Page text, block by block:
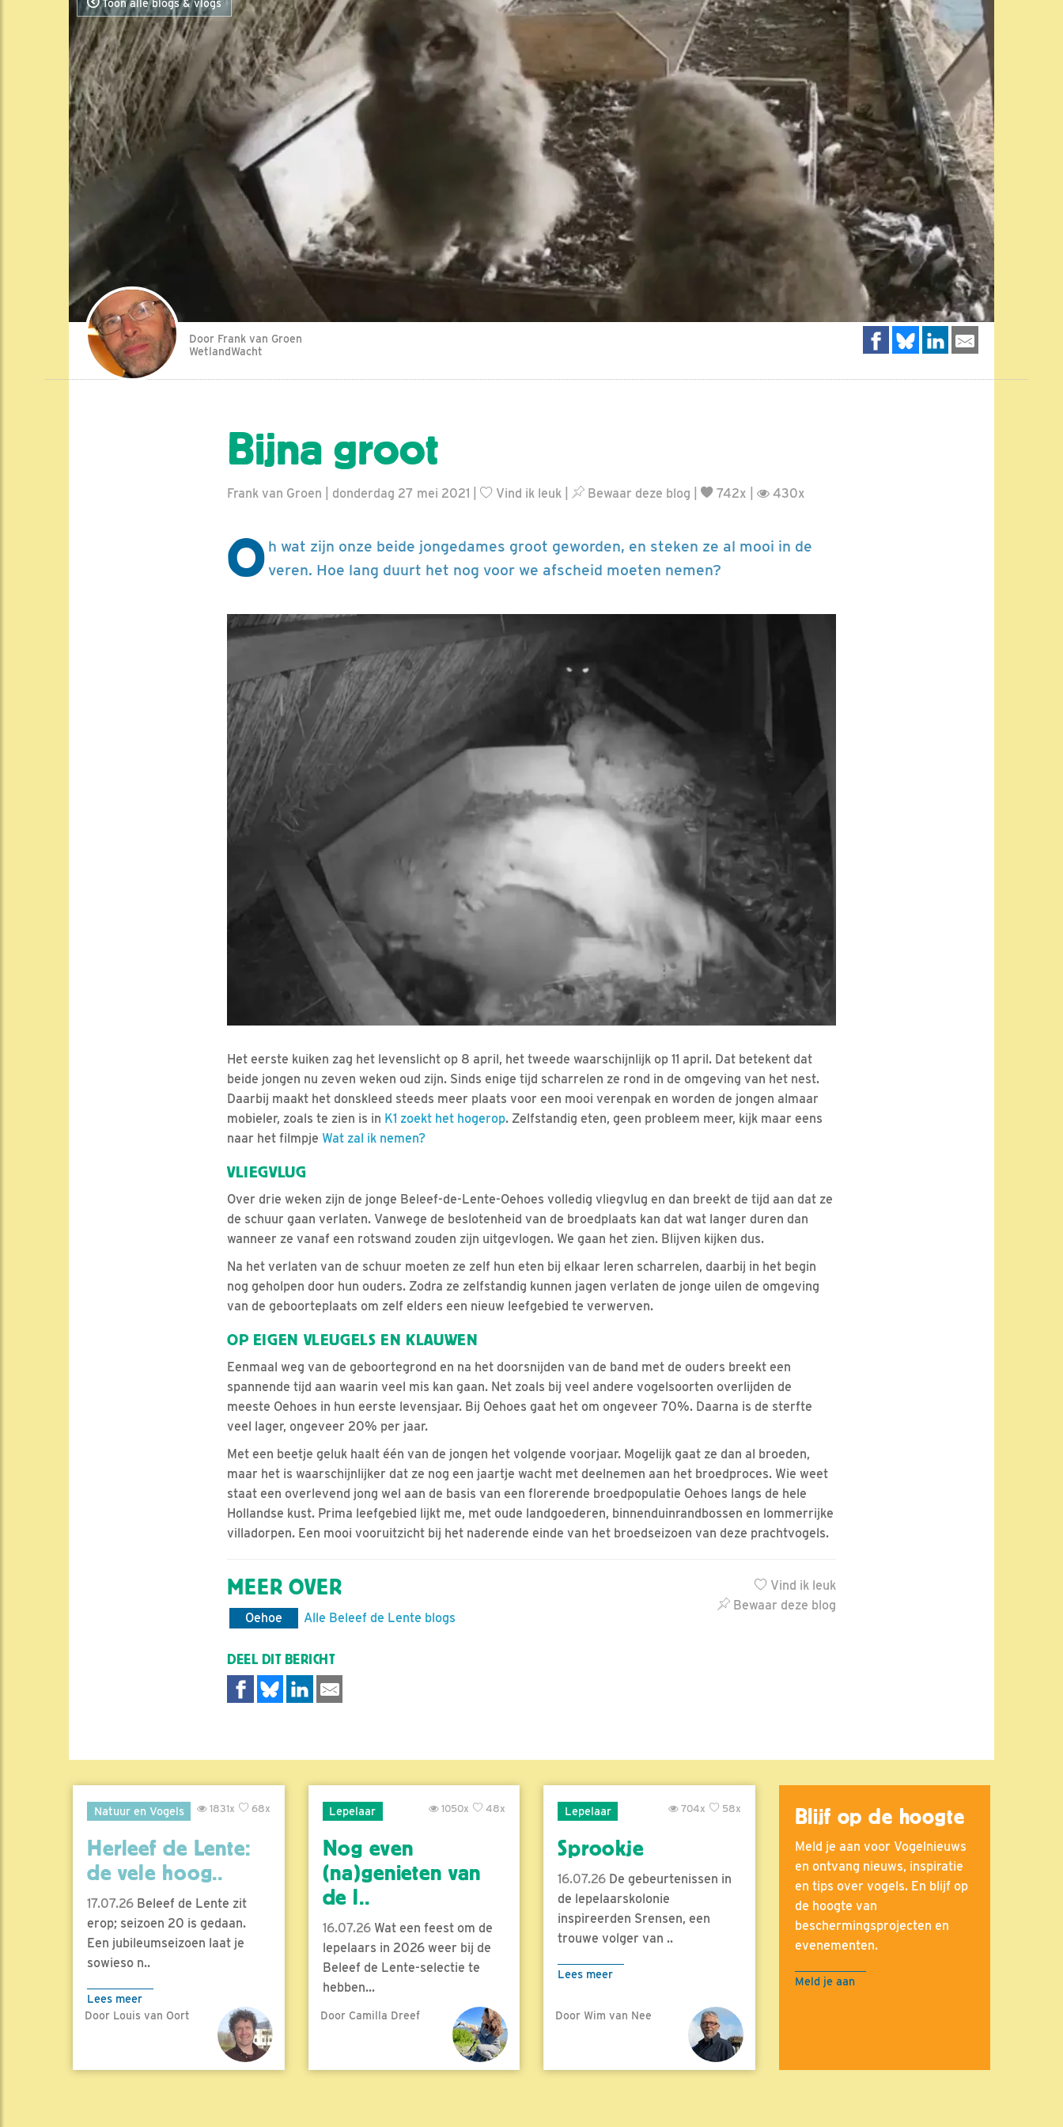
Toon alle blogs & vlogs
Door Frank van Groen
WetlandWacht
Bijna groot
Frank van Groen | donderdag 27 mei 2021 | Vind ik leuk Bewaar deze blog 742x | 430x
O h wat zijn onze beide jongedames groot geworden, en steken ze al mooi in de
veren. Hoe lang duurt het nog voor we afscheid moeten nemen?
Het eerste kuiken zag het levenslicht op 8 april, het tweede waarschijnlijk op 11 april. Dat betekent dat
beide jongen nu zeven weken oud zijn. Sinds enige tijd scharrelen ze rond in de omgeving van het nest.
Daarbij maakt het donskleed steeds meer plaats voor een mooi verenpak en worden de jongen almaar
mobieler, zoals te zien is in K1 zoekt het hogerop. Zelfstandig eten, geen probleem meer, kijk maar eens
naar het filmpje Wat zal ik nemen?
VLIEGVLUG
Over drie weken zijn de jonge Beleef-de-Lente-Oehoes volledig vliegvlug en dan breekt de tijd aan dat ze
de schuur gaan verlaten. Vanwege de beslotenheid van de broedplaats kan dat wat langer duren dan
wanneer ze vanaf een rotswand zouden zijn uitgevlogen. We gaan het zien. Blijven kijken dus.
Na het verlaten van de schuur moeten ze zelf hun eten bij elkaar leren scharrelen, daarbij in het begin
nog geholpen door hun ouders. Zodra ze zelfstandig kunnen jagen verlaten de jonge uilen de omgeving
van de geboorteplaats om zelf elders een nieuw leefgebied te verwerven.
OP EIGEN VLEUGELS EN KLAUWEN
Eenmaal weg van de geboortegrond en na het doorsnijden van de band met de ouders breekt een
spannende tijd aan waarin veel mis kan gaan. Net zoals bij veel andere vogelsoorten overlijden de
meeste Oehoes in hun eerste levensjaar. Bij Oehoes gaat het om ongeveer 70%. Daarna is de sterfte
veel lager, ongeveer 20% per jaar.
Met een beetje geluk haalt één van de jongen het volgende voorjaar. Mogelijk gaat ze dan al broeden,
maar het is waarschijnlijker dat ze nog een jaartje wacht met deelnemen aan het broedproces. Wie weet
staat een overlevend jong wel aan de basis van een florerende broedpopulatie Oehoes langs de hele
Hollandse kust. Prima leefgebied lijkt me, met oude landgoederen, binnenduinrandbossen en lommerrijke
villadorpen. Een mooi vooruitzicht bij het naderende einde van het broedseizoen van deze prachtvogels.
Vind ik leuk
Bewaar deze blog
MEER OVER
Oehoe Alle Beleef de Lente blogs
DEEL DIT BERICHT
Natuur en Vogels 68x
1831x
Herleef de Lente:
de vele hoog..
17.07.26 Beleef de Lente zit
erop; seizoen 20 is gedaan.
Een jubileumseizoen laat je
sowieso n..
Lees meer
Door Louis van Oort
Lepelaar 48x
1050x
Nog even
(na)genieten van
de l..
16.07.26Wat een feest om de
lepelaars in 2026 weer bij de
Beleef de Lente-selectie te
hebben...
Lees meer
Door Camilla Dreef
Lepelaar 58x
704x
Sprookje
16.07.26 De gebeurtenissen in
de lepelaarskolonie
inspireerden Srensen, een
trouwe volger van ..
Lees meer
Door Wim van Nee
Blijf op de hoogte
Meld je aan voor Vogelnieuws
en ontvang nieuws, inspiratie
en tips over vogels. En blijf op
de hoogte van
beschermingsprojecten en
evenementen.
Meld je aan